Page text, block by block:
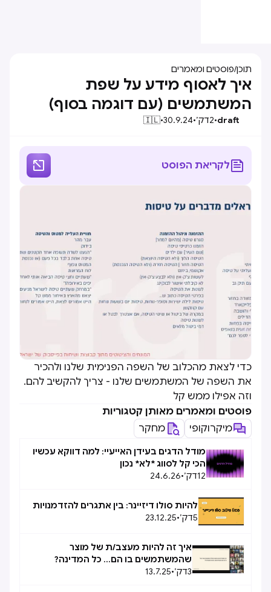
תוכן/פוסטים ומאמרים
איך לאסוף מידע על שפת
המשתמשים (עם דוגמה בסוף)
draft
•
2דק׳•
30.9.24
•
🇮🇱
לקריאת הפוסט 
כדי לצאת מהכלוב של השפה הפנימית שלנו ולהכיר
את השפה של המשתמשים שלנו - צריך להקשיב להם.
וזה אפילו ממש קל
פוסטים ומאמרים מאותן קטגוריות
מיקרוקופי
מחקר
מודל הדגים בעידן האייעיי: למה דווקא עכשיו
הכי קל לסווג *לא* נכון
12דק׳•
24.6.26
להיות סולו דיזיינר: בין אתגרים להזדמנויות
5דק׳•
23.12.25
איך זה להיות מעצב/ת של מוצר
שהמשתמשים בו הם... כל המדינה?
3דק׳•
13.7.25